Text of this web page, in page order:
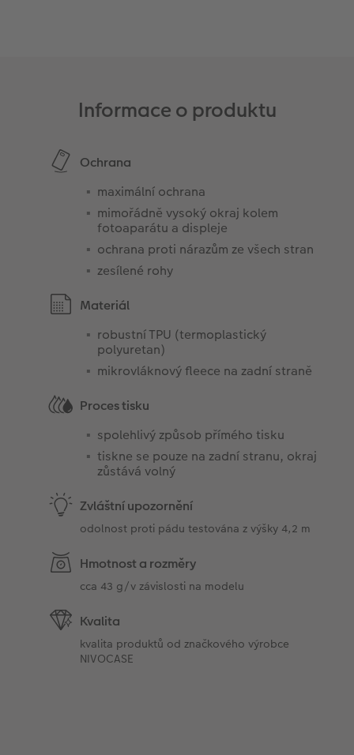
Informace o produktu
Ochrana
maximální ochrana
mimořádně vysoký okraj kolem
fotoaparátu a displeje
ochrana proti nárazům ze všech stran
zesílené rohy
Materiál
robustní TPU (termoplastický
polyuretan)
mikrovláknový fleece na zadní straně
Proces tisku
spolehlivý způsob přímého tisku
tiskne se pouze na zadní stranu, okraj
zůstává volný
Zvláštní upozornění
odolnost proti pádu testována z výšky 4,2 m
Hmotnost a rozměry
cca 43 g/v závislosti na modelu
Kvalita
kvalita produktů od značkového výrobce
NIVOCASE